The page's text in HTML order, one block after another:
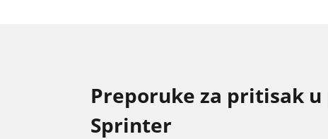
Preporuke za pritisak u
Sprinter